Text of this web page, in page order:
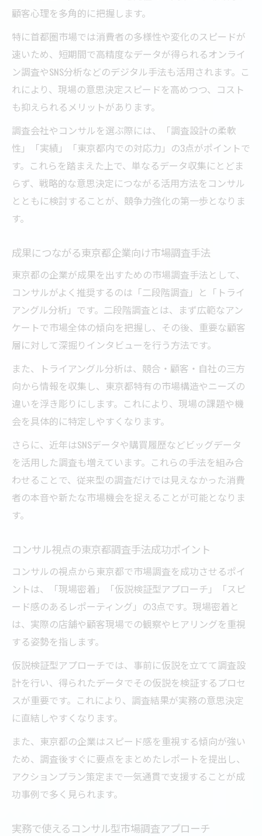
顧客心理を多角的に把握します。
特に首都圏市場では消費者の多様性や変化のスピードが
速いため、短期間で高精度なデータが得られるオンライ
ン調査やSNS分析などのデジタル手法も活用されます。こ
れにより、現場の意思決定スピードを高めつつ、コスト
も抑えられるメリットがあります。
調査会社やコンサルを選ぶ際には、「調査設計の柔軟
性」「実績」「東京都内での対応力」の3点がポイントで
す。これらを踏まえた上で、単なるデータ収集にとどま
らず、戦略的な意思決定につながる活用方法をコンサル
とともに検討することが、競争力強化の第一歩となりま
す。
成果につながる東京都企業向け市場調査手法
東京都の企業が成果を出すための市場調査手法として、
コンサルがよく推奨するのは「二段階調査」と「トライ
アングル分析」です。二段階調査とは、まず広範なアン
ケートで市場全体の傾向を把握し、その後、重要な顧客
層に対して深掘りインタビューを行う方法です。
また、トライアングル分析は、競合・顧客・自社の三方
向から情報を収集し、東京都特有の市場構造やニーズの
違いを浮き彫りにします。これにより、現場の課題や機
会を具体的に特定しやすくなります。
さらに、近年はSNSデータや購買履歴などビッグデータ
を活用した調査も増えています。これらの手法を組み合
わせることで、従来型の調査だけでは見えなかった消費
者の本音や新たな市場機会を捉えることが可能となりま
す。
コンサル視点の東京都調査手法成功ポイント
コンサルの視点から東京都で市場調査を成功させるポイ
ントは、「現場密着」「仮説検証型アプローチ」「スピ
ード感のあるレポーティング」の3点です。現場密着と
は、実際の店舗や顧客現場での観察やヒアリングを重視
する姿勢を指します。
仮説検証型アプローチでは、事前に仮説を立てて調査設
計を行い、得られたデータでその仮説を検証するプロセ
スが重要です。これにより、調査結果が実務の意思決定
に直結しやすくなります。
また、東京都の企業はスピード感を重視する傾向が強い
ため、調査後すぐに要点をまとめたレポートを提出し、
アクションプラン策定まで一気通貫で支援することが成
功事例で多く見られます。
実務で使えるコンサル型市場調査アプローチ